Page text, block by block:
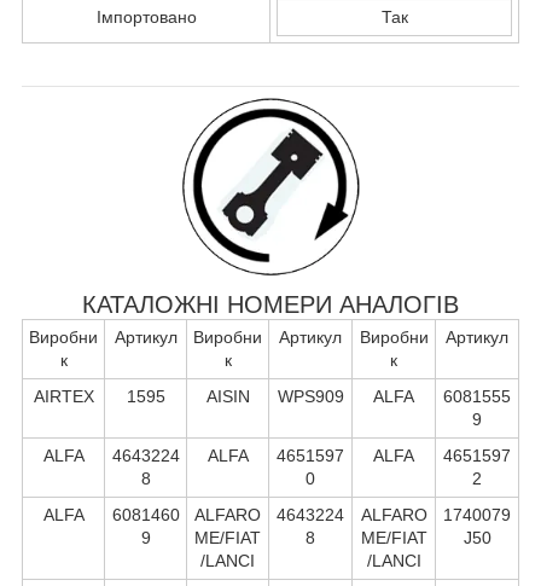
Імпортовано Так
КАТАЛОЖНІ НОМЕРИ АНАЛОГІВ
Виробни
к
Артикул
Виробни
к
Артикул
Виробни
к
Артикул
AIRTEX 1595 AISIN WPS909 ALFA
6081555
9
ALFA
4643224
8
ALFA
4651597
0
ALFA
4651597
2
ALFA
6081460
9
ALFARO
ME/FIAT
/LANCI
4643224
8
ALFARO
ME/FIAT
/LANCI
1740079
J50